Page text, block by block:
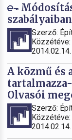
Szerző:
A közmű és
Olvasói
Szerző: